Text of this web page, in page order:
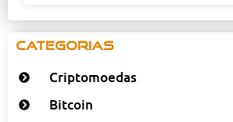
Categorias
Criptomoedas
Bitcoin